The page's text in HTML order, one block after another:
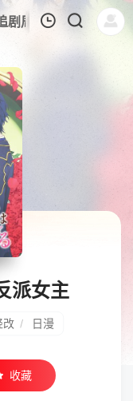
剧周表 今日更新
派女主
改 / 日漫
收藏